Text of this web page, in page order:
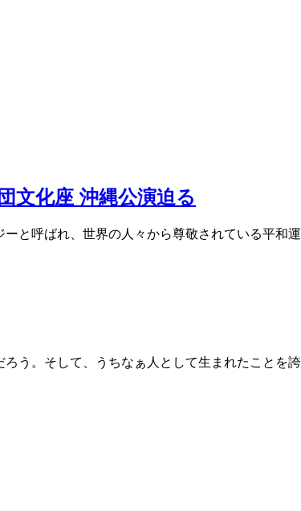
文化座 沖縄公演迫る
ーと呼ばれ、世界の人々から尊敬されている平和運
う。そして、うちなぁ人として生まれたことを